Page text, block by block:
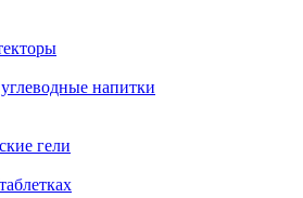
напитки
гели